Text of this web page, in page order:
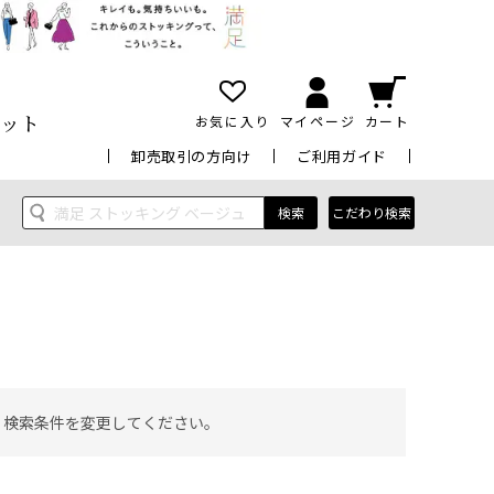
ト お気に入り マイページ カート
卸売取引の方向け ご利用ガイド
検索 こだわり検索
索条件を変更してください。